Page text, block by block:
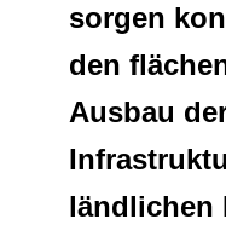
sorgen
den
Ausbau
ländlichen